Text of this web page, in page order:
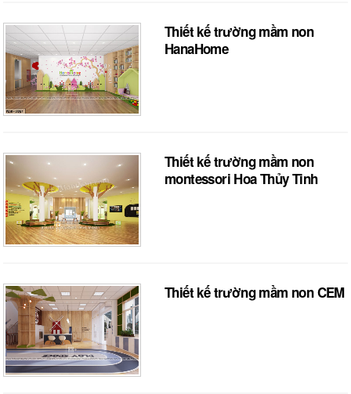
Thiết kế trường mầm non
HanaHome
Thiết kế trường mầm non
montessori Hoa Thủy Tinh
Thiết kế trường mầm non CEM